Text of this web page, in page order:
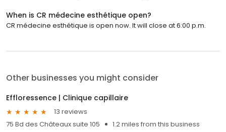
When is CR médecine esthétique open?
CR médecine esthétique is open now. It will close at 6:00 p.m.
Other businesses you might consider
Effloressence | Clinique capillaire
13 reviews
75 Bd des Châteaux suite 105
1.2 miles from this business